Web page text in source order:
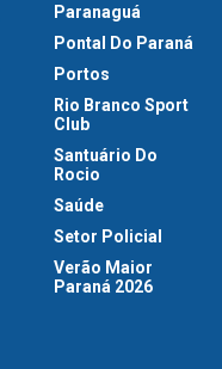
Paranaguá
Pontal Do Paraná
Portos
Rio Branco Sport
Club
Santuário Do
Rocio
Saúde
Setor Policial
Verão Maior
Paraná 2026